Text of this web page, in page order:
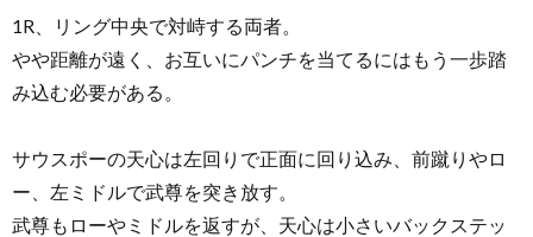
1R、リング中央で対峙する両者。
やや距離が遠く、お互いにパンチを当てるにはもう一歩踏
み込む必要がある。
サウスポーの天心は左回りで正面に回り込み、前蹴りやロ
ー、左ミドルで武尊を突き放す。
武尊もローやミドルを返すが、天心は小さいバックステッ